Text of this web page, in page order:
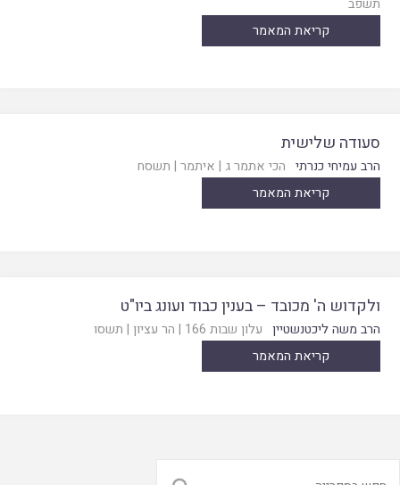
קריאת המאמר
סעודה שלישית
הרב עמיחי כנרתי הכי אתמר ג | איתמר | תשסח
קריאת המאמר
ולקדוש ה' מכובד – בענין כבוד ועונג ביו"ט
הרב משה ליכטנשטיין עלון שבות 166 | הר עציון | תשסו
קריאת המאמר